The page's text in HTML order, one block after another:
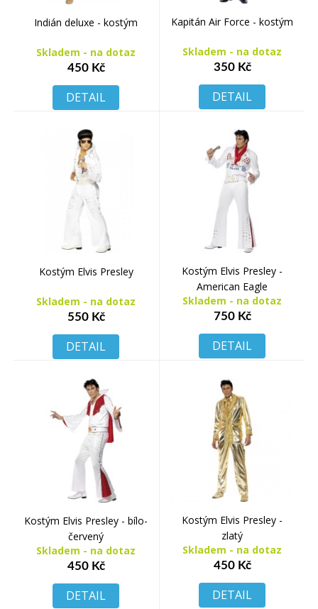
Indián deluxe - kostým
Skladem - na dotaz
450 Kč
DETAIL
Kapitán Air Force - kostým
Skladem - na dotaz
350 Kč
DETAIL
Kostým Elvis Presley
Skladem - na dotaz
550 Kč
DETAIL
Kostým Elvis Presley -
American Eagle
Skladem - na dotaz
750 Kč
DETAIL
Kostým Elvis Presley - bílo-
červený
Skladem - na dotaz
450 Kč
DETAIL
Kostým Elvis Presley -
zlatý
Skladem - na dotaz
450 Kč
DETAIL